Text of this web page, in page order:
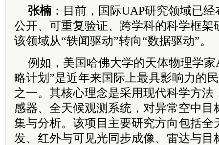
张楠：目前，国际UAP研究领域已
公开、可重复验证、跨学科的科学框架
该领域从“轶闻驱动”转向“数据驱动”。
例如，美国哈佛大学的天体物理学家
略计划”是近年来国际上最具影响力的
之一。其核心理念是采用现代科学方法
感器、全天候观测系统，对异常空中目
集与分析。该项目主要研究方向包括全
发、红外与可见光同步成像、雷达与目